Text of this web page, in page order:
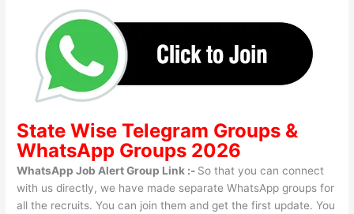
State WiseTelegram Groups &
WhatsApp Groups 2026
WhatsApp Job Alert Group Link :- So that you can connect
with us directly, we have made separate WhatsApp groups for
all the recruits. You can join them and get the first update. You